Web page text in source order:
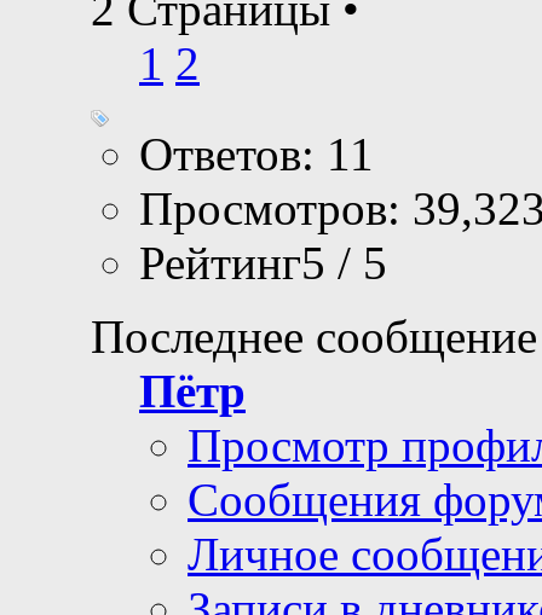
1 2
Ответов: 11
Просмотров:
Рейтинг5 / 5
Последнее
Пётр
Просмотр
Сообщения
Личное